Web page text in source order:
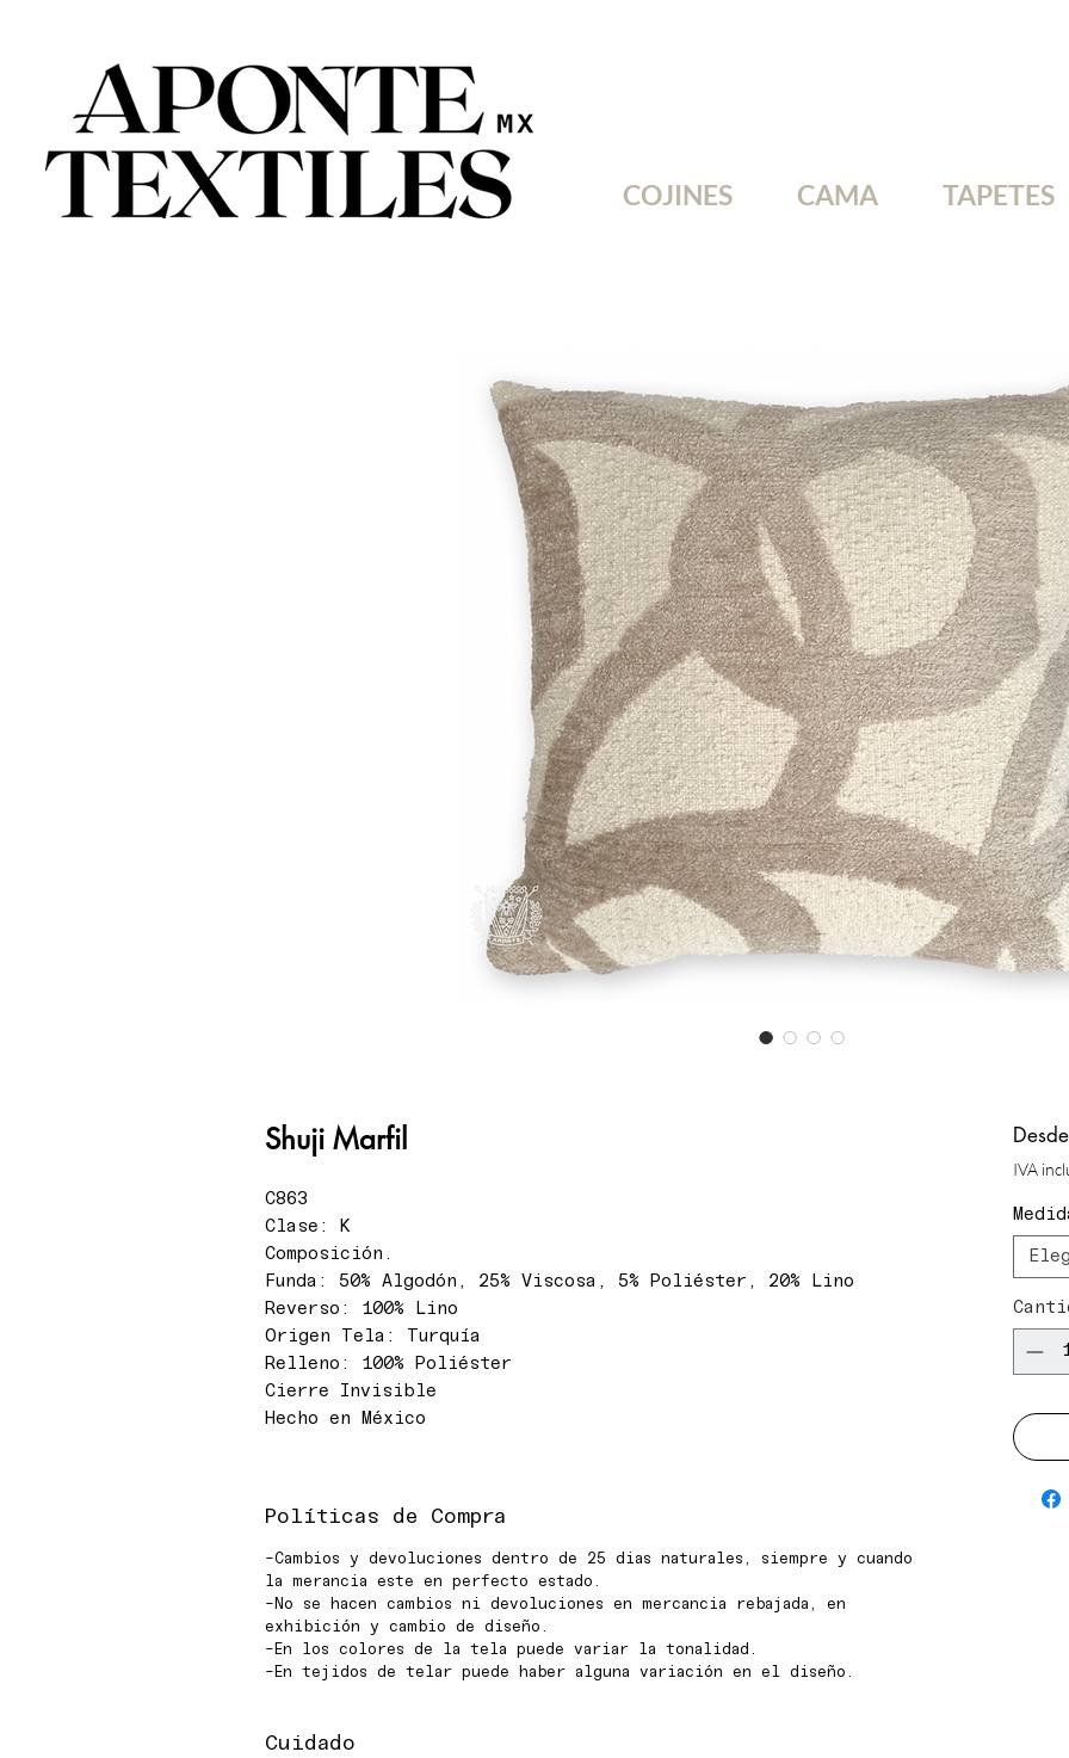
COJINES CAMA TAPETES
Shuji Marfil
C863
Clase: K
Composición.
Funda: 50% Algodón, 25% Viscosa, 5% Poliéster, 20% Lino
Reverso: 100% Lino
Origen Tela: Turquía
Relleno: 100% Poliéster
Cierre Invisible
Hecho en México
Políticas de Compra
-Cambios y devoluciones dentro de 25 dias naturales, siempre y cuando
la merancia este en perfecto estado.
-No se hacen cambios ni devoluciones en mercancia rebajada, en
exhibición y cambio de diseño.
-En los colores de la tela puede variar la tonalidad.
-En tejidos de telar puede haber alguna variación en el diseño.
Cuidado
Desde
IVA